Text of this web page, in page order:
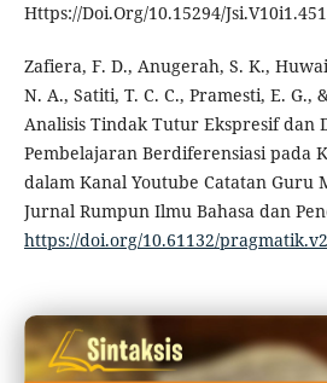
Https://Doi.Org/10.15294/
Zafiera, F. D., Anugerah, S. K.,
N. A., Satiti, T. C. C., Pramesti, E. G.,
Analisis Tindak Tutur Ekspresif dan
Pembelajaran Berdiferensiasi pada
dalam Kanal Youtube Catatan Guru
Jurnal Rumpun Ilmu Bahasa dan
https://doi.org/10.61132/